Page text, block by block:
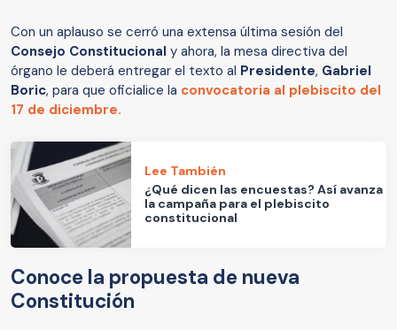
Con un aplauso se cerró una extensa última sesión del
Consejo Constitucional y ahora, la mesa directiva del
órgano le deberá entregar el texto al Presidente, Gabriel
Boric, para que oficialice la convocatoria al plebiscito del
17 de diciembre.
Lee También
¿Qué dicen las encuestas? Así avanza
la campaña para el plebiscito
constitucional
Conoce la propuesta de nueva
Constitución